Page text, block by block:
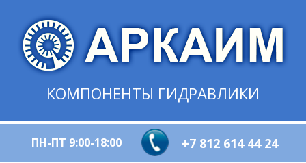
КОМПОНЕНТЫ ГИДРАВЛИКИ
ПН-ПТ 9:00-18:00 +7 812 614 44 24